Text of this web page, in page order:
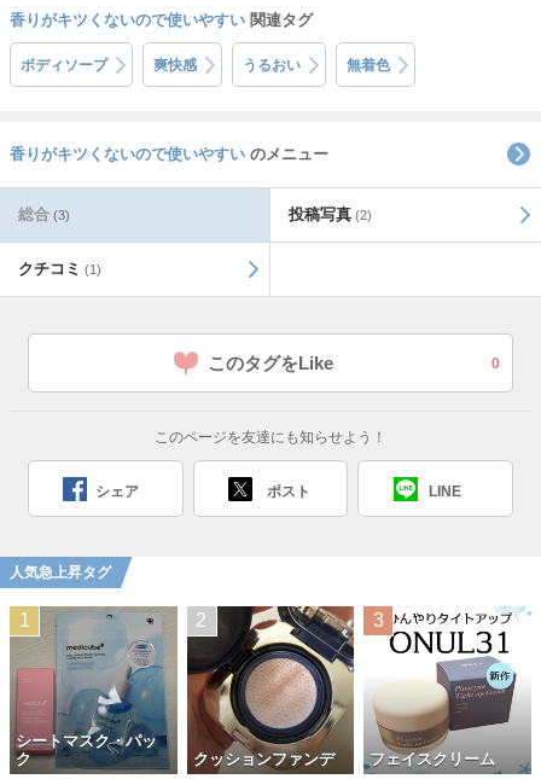
香りがキツくないので使いやすい 関連タグ
ボディソープ 爽快感 うるおい 無着色
香りがキツくないので使いやすい のメニュー
総合 (3) 投稿写真 (2)
クチコミ (1)
このタグをLike 0
このページを友達にも知らせよう！
シェア ポスト LINE
人気急上昇タグ
シートマスク・パッ
ク
クッションファンデ フェイスクリーム